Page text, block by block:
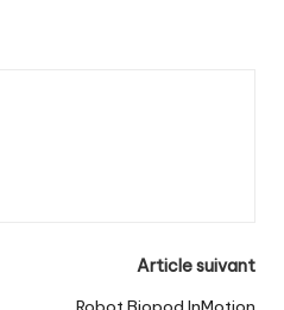
Article suivant